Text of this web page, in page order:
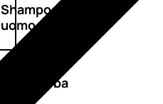
Shampoo
uomo
Dopobarba